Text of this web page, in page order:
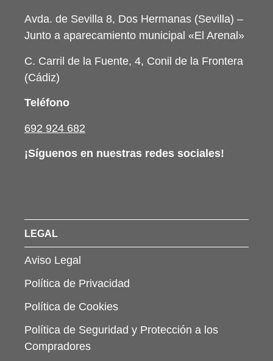
Avda. de Sevilla 8, Dos Hermanas (Sevilla) –
Junto a aparecamiento municipal «El Arenal»
C. Carril de la Fuente, 4, Conil de la Frontera
(Cádiz)
Teléfono
692 924 682
¡Síguenos en nuestras redes sociales!
LEGAL
Aviso Legal
Política de Privacidad
Política de Cookies
Política de Seguridad y Protección a los
Compradores